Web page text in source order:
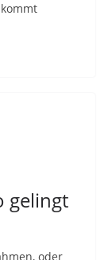
gelingt
oder